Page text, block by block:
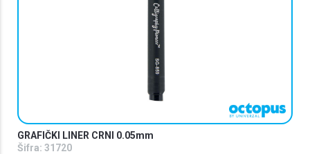
GRAFIČKI LINER CRNI 0.05mm
Šifra: 31720